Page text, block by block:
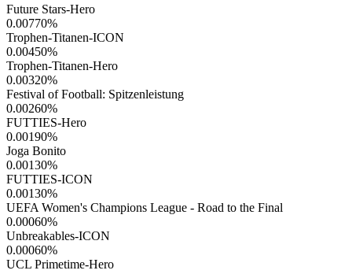
Future Stars-Hero
0.00770%
Trophen-Titanen-ICON
0.00450%
Trophen-Titanen-Hero
0.00320%
Festival of Football: Spitzenleistung
0.00260%
FUTTIES-Hero
0.00190%
Joga Bonito
0.00130%
FUTTIES-ICON
0.00130%
UEFA Women's Champions League - Road to the Final
0.00060%
Unbreakables-ICON
0.00060%
UCL Primetime-Hero